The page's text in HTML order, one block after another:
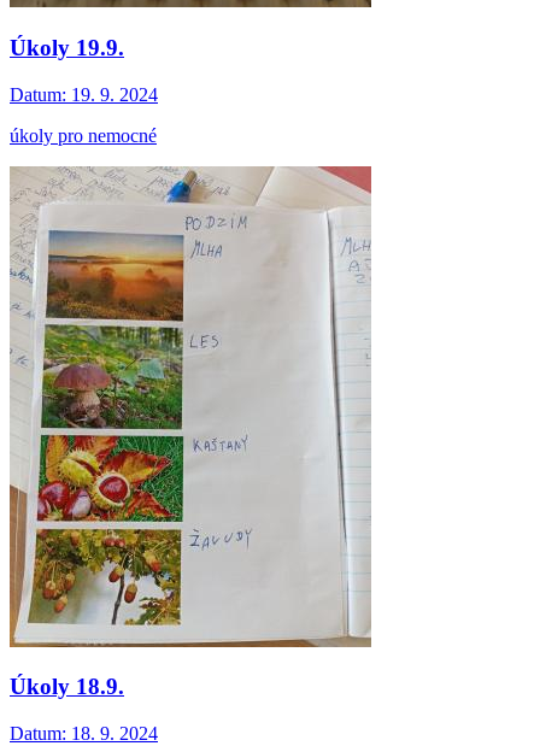
Úkoly 19.9.
Datum: 19. 9. 2024
úkoly pro nemocné
Úkoly 18.9.
Datum: 18. 9. 2024